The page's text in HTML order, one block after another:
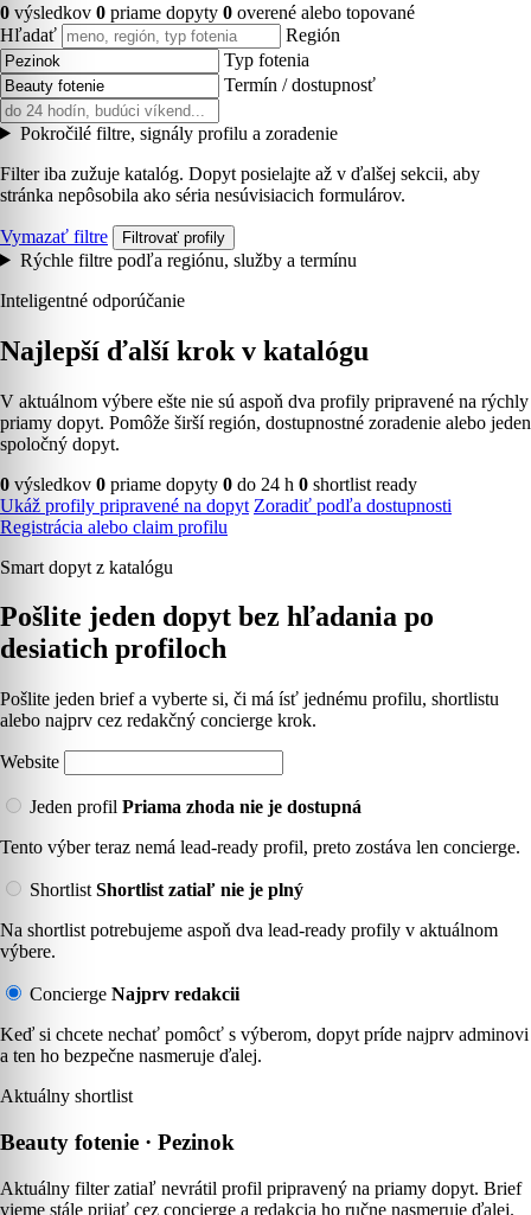
0 výsledkov 0 priame dopyty 0 overené alebo topované
Hľadať
Región
Typ fotenia
Termín / dostupnosť
Pokročilé filtre, signály profilu a zoradenie
Filter iba zužuje katalóg. Dopyt posielajte až v ďalšej sekcii, aby
stránka nepôsobila ako séria nesúvisiacich formulárov.
Vymazať filtre Filtrovať profily
Rýchle filtre podľa regiónu, služby a termínu
Inteligentné odporúčanie
Najlepší ďalší krok v katalógu
V aktuálnom výbere ešte nie sú aspoň dva profily pripravené na rýchly
priamy dopyt. Pomôže širší región, dostupnostné zoradenie alebo jeden
spoločný dopyt.
0 výsledkov 0 priame dopyty 0 do 24 h 0 shortlist ready
Ukáž profily pripravené na dopyt Zoradiť podľa dostupnosti
Registrácia alebo claim profilu
Smart dopyt z katalógu
Pošlite jeden dopyt bez hľadania po
desiatich profiloch
Pošlite jeden brief a vyberte si, či má ísť jednému profilu, shortlistu
alebo najprv cez redakčný concierge krok.
Website
Jeden profil Priama zhoda nie je dostupná
Tento výber teraz nemá lead-ready profil, preto zostáva len concierge.
Shortlist Shortlist zatiaľ nie je plný
Na shortlist potrebujeme aspoň dva lead-ready profily v aktuálnom
výbere.
Concierge Najprv redakcii
Keď si chcete nechať pomôcť s výberom, dopyt príde najprv adminovi
a ten ho bezpečne nasmeruje ďalej.
Aktuálny shortlist
Beauty fotenie · Pezinok
Aktuálny filter zatiaľ nevrátil profil pripravený na priamy dopyt. Brief
vieme stále prijať cez concierge a redakcia ho ručne nasmeruje ďalej.